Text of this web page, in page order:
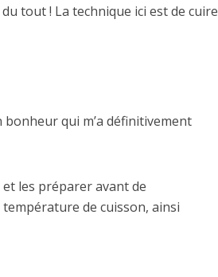
tout ! La technique ici est de cuire
qui m’a définitivement
les préparer avant de
de cuisson, ainsi